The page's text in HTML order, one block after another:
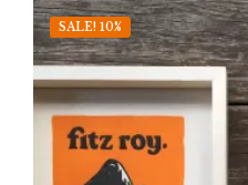
SALE! 10%